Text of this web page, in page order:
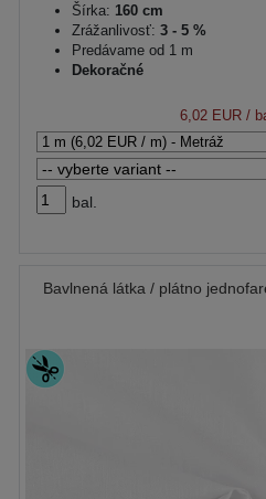
Šírka: 160 cm
Zrážanlivosť: 3 - 5 %
Predávame od 1 m
Dekoračné
6,02 EUR/
bal.
Bavlnená látka / plátno